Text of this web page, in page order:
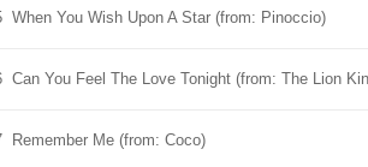
When You Wish Upon A Star (from: Pinoccio)
Can You Feel The Love Tonight (from: The Lion
Remember Me (from: Coco)